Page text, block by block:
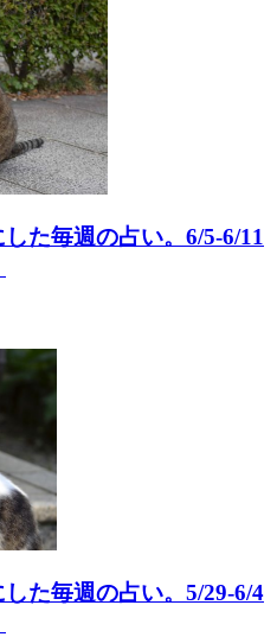
た毎週の占い。6/5-6/11
た毎週の占い。5/29-6/4